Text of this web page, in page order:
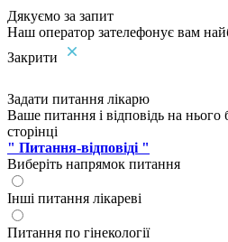
Дякуємо за запит
Наш оператор зателефонує вам
Закрити
Задати питання лікарю
Ваше питання і відповідь на нього
сторінці
" Питання-відповіді "
Виберіть напрямок питання
Інші питання лікареві
Питання по гінекології